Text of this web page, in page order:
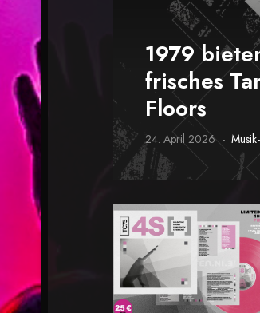
1979
frisches
Floors
24. April 2026